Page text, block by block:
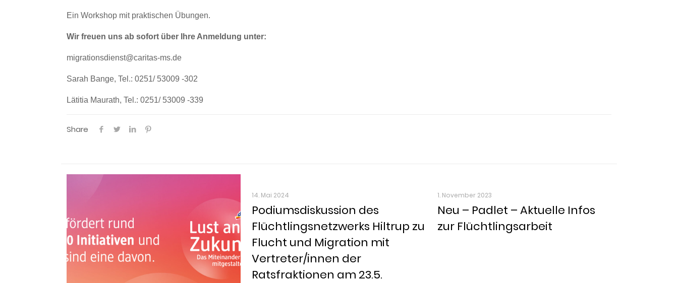
Ein Workshop mit praktischen Übungen.
Wir freuen uns ab sofort über Ihre Anmeldung unter:
migrationsdienst@caritas-ms.de
Sarah Bange, Tel.: 0251/ 53009 -302
Lätitia Maurath, Tel.: 0251/ 53009 -339
Share
14. Mai 2024
Podiumsdiskussion des
Flüchtlingsnetzwerks Hiltrup zu
Flucht und Migration mit
Vertreter/innen der
Ratsfraktionen am 23.5.
1. November 2023
Neu – Padlet – Aktuelle Infos
zur Flüchtlingsarbeit